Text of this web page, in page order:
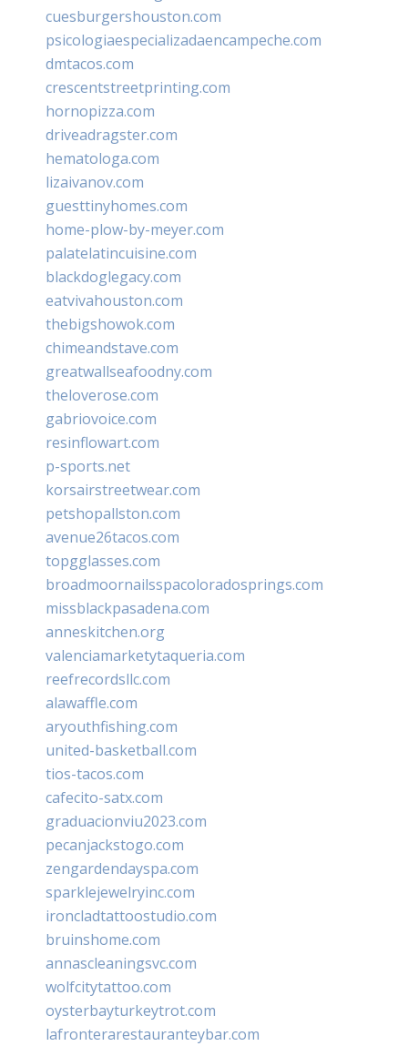
cuesburgershouston.com
psicologiaespecializadaencampeche.com
dmtacos.com
crescentstreetprinting.com
hornopizza.com
driveadragster.com
hematologa.com
lizaivanov.com
guesttinyhomes.com
home-plow-by-meyer.com
palatelatincuisine.com
blackdoglegacy.com
eatvivahouston.com
thebigshowok.com
chimeandstave.com
greatwallseafoodny.com
theloverose.com
gabriovoice.com
resinflowart.com
p-sports.net
korsairstreetwear.com
petshopallston.com
avenue26tacos.com
topgglasses.com
broadmoornailsspacoloradosprings.com
missblackpasadena.com
anneskitchen.org
valenciamarketytaqueria.com
reefrecordsllc.com
alawaffle.com
aryouthfishing.com
united-basketball.com
tios-tacos.com
cafecito-satx.com
graduacionviu2023.com
pecanjackstogo.com
zengardendayspa.com
sparklejewelryinc.com
ironcladtattoostudio.com
bruinshome.com
annascleaningsvc.com
wolfcitytattoo.com
oysterbayturkeytrot.com
lafronterarestauranteybar.com